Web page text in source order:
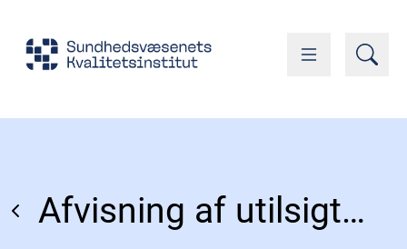
Afvisning af utilsigtede hændelser